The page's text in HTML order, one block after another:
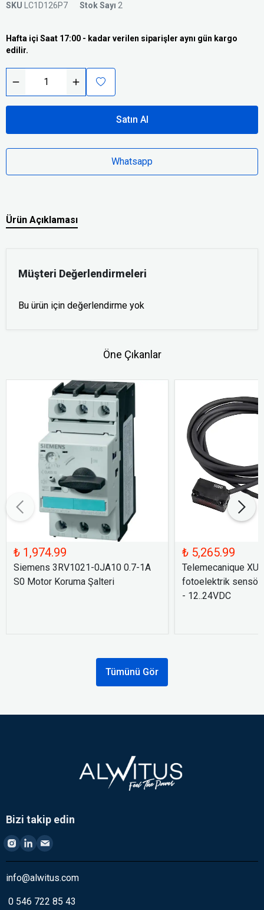
SKU LC1D126P7 Stok Sayı 2
Hafta içi Saat 17:00 - kadar verilen siparişler aynı gün kargo
edilir.
Satın Al
Whatsapp
Ürün Açıklaması
Müşteri Değerlendirmeleri
Bu ürün için değerlendirme yok
Öne Çıkanlar
₺ 1,974.99
Siemens 3RV1021-0JA10 0.7-1A
S0 Motor Koruma Şalteri
₺ 5,265.99
Telemecanique
fotoelektrik sensör
- 12..24VDC
Tümünü Gör
Bizi takip edin
info@alwitus.com
0 546 722 85 43